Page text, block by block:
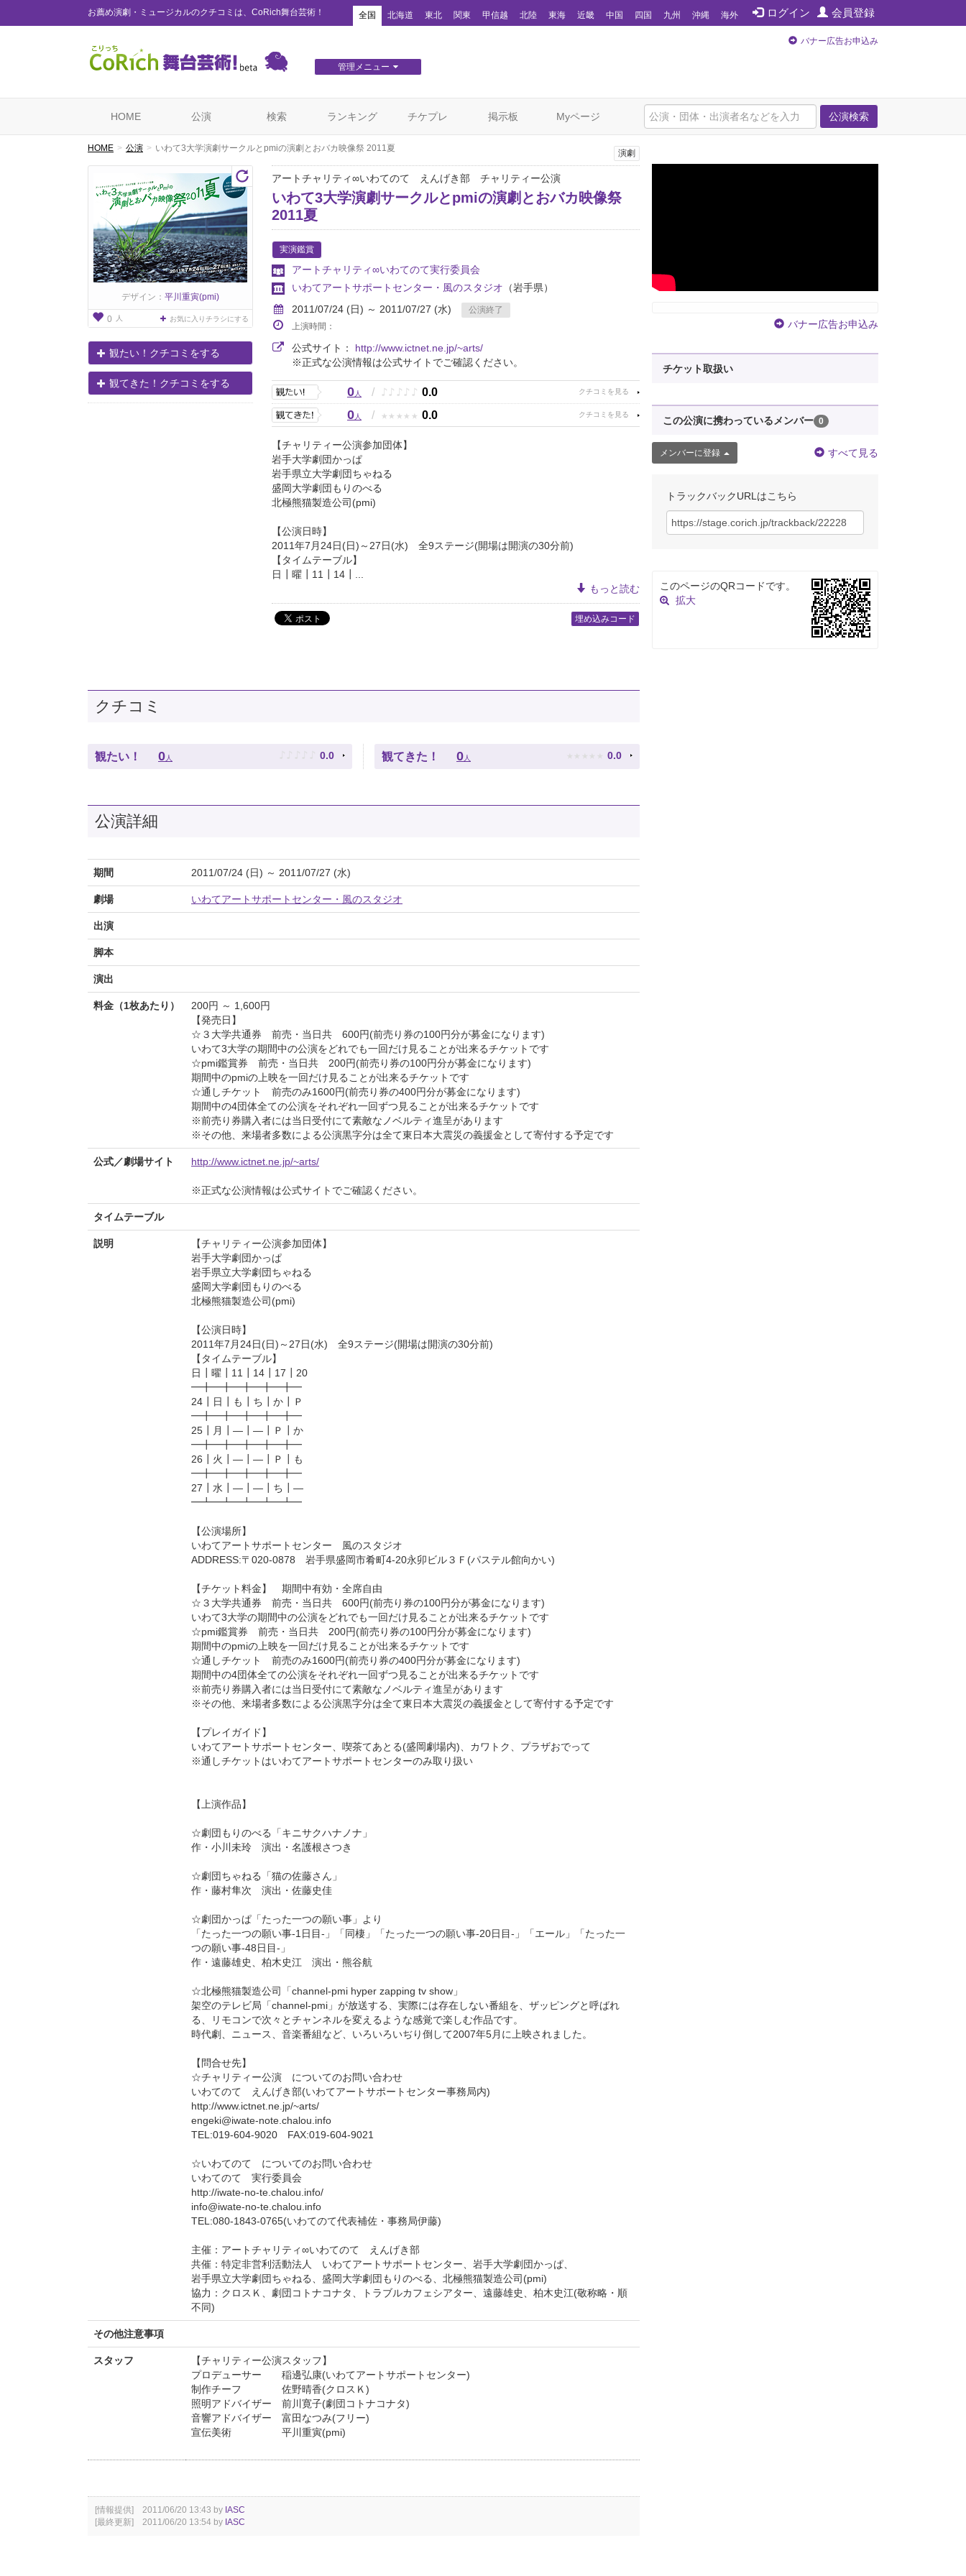
お薦め演劇・ミュージカルのクチコミは、CoRich舞台芸術！ ログイン 会員登録
全国 北海道 東北 関東 甲信越 北陸 東海 近畿 中国 四国 九州 沖縄 海外
管理メニュー
バナー広告お申込み
公演検索
HOME 公演 検索 ランキング チケプレ 掲示板 Myページ
HOME 公演 いわて3大学演劇サークルとpmiの演劇とおバカ映像祭 2011夏
デザイン： 平川重寅(pmi)
0 人 お気に入りチラシにする
観たい！クチコミをする
観てきた！クチコミをする
演劇
アートチャリティ∞いわてのて えんげき部 チャリティー公演
いわて3大学演劇サークルとpmiの演劇とおバカ映像祭
2011夏
実演鑑賞
アートチャリティ∞いわてのて実行委員会
いわてアートサポートセンター・風のスタジオ （岩手県）
2011/07/24 (日) ～ 2011/07/27 (水)
公演終了
上演時間：
公式サイト： http://www.ictnet.ne.jp/~arts/
※正式な公演情報は公式サイトでご確認ください。
0人 / ♪ ♪ ♪ ♪ ♪ 0.0
0人 / ★ ★ ★ ★ ★ 0.0
【チャリティー公演参加団体】
岩手大学劇団かっぱ
岩手県立大学劇団ちゃねる
盛岡大学劇団もりのべる
北極熊猫製造公司(pmi)
【公演日時】
2011年7月24日(日)～27日(水) 全9ステージ(開場は開演の30分前)
【タイムテーブル】
日┃曜┃11┃14┃...
もっと読む
埋め込みコード
クチコミ
観たい！ 0 人 ♪ ♪ ♪ ♪ ♪ 0.0 観てきた！ 0 人 ★ ★ ★ ★ ★ 0.0
公演詳細
期間 2011/07/24 (日) ～ 2011/07/27 (水)
劇場 いわてアートサポートセンター・風のスタジオ
出演
脚本
演出
料金（1枚あたり）
200円 ～ 1,600円
【発売日】
☆３大学共通券 前売・当日共 600円(前売り券の100円分が募金になります)
いわて3大学の期間中の公演をどれでも一回だけ見ることが出来るチケットです
☆pmi鑑賞券 前売・当日共 200円(前売り券の100円分が募金になります)
期間中のpmiの上映を一回だけ見ることが出来るチケットです
☆通しチケット 前売のみ1600円(前売り券の400円分が募金になります)
期間中の4団体全ての公演をそれぞれ一回ずつ見ることが出来るチケットです
※前売り券購入者には当日受付にて素敵なノベルティ進呈があります
※その他、来場者多数による公演黒字分は全て東日本大震災の義援金として寄付する予定です
公式／劇場サイト http://www.ictnet.ne.jp/~arts/
※正式な公演情報は公式サイトでご確認ください。
タイムテーブル
説明
【チャリティー公演参加団体】
岩手大学劇団かっぱ
岩手県立大学劇団ちゃねる
盛岡大学劇団もりのべる
北極熊猫製造公司(pmi)
【公演日時】
2011年7月24日(日)～27日(水) 全9ステージ(開場は開演の30分前)
【タイムテーブル】
日┃曜┃11┃14┃17┃20
━╋━╋━╋━╋━╋━
24┃日┃も┃ち┃か┃Ｐ
━╋━╋━╋━╋━╋━
25┃月┃―┃―┃Ｐ┃か
━╋━╋━╋━╋━╋━
26┃火┃―┃―┃Ｐ┃も
━╋━╋━╋━╋━╋━
27┃水┃―┃―┃ち┃―
━┻━┻━┻━┻━┻━
【公演場所】
いわてアートサポートセンター 風のスタジオ
ADDRESS:〒020-0878 岩手県盛岡市肴町4-20永卯ビル３Ｆ(パステル館向かい)
【チケット料金】 期間中有効・全席自由
☆３大学共通券 前売・当日共 600円(前売り券の100円分が募金になります)
いわて3大学の期間中の公演をどれでも一回だけ見ることが出来るチケットです
☆pmi鑑賞券 前売・当日共 200円(前売り券の100円分が募金になります)
期間中のpmiの上映を一回だけ見ることが出来るチケットです
☆通しチケット 前売のみ1600円(前売り券の400円分が募金になります)
期間中の4団体全ての公演をそれぞれ一回ずつ見ることが出来るチケットです
※前売り券購入者には当日受付にて素敵なノベルティ進呈があります
※その他、来場者多数による公演黒字分は全て東日本大震災の義援金として寄付する予定です
【プレイガイド】
いわてアートサポートセンター、喫茶てあとる(盛岡劇場内)、カワトク、プラザおでって
※通しチケットはいわてアートサポートセンターのみ取り扱い
【上演作品】
☆劇団もりのべる「キニサクハナノナ」
作・小川未玲 演出・名護根さつき
☆劇団ちゃねる「猫の佐藤さん」
作・藤村隼次 演出・佐藤史佳
☆劇団かっぱ「たった一つの願い事」より
「たった一つの願い事-1日目-」「同棲」「たった一つの願い事-20日目-」「エール」「たった一
つの願い事-48日目-」
作・遠藤雄史、柏木史江 演出・熊谷航
☆北極熊猫製造公司「channel-pmi hyper zapping tv show」
架空のテレビ局「channel-pmi」が放送する、実際には存在しない番組を、ザッピングと呼ばれ
る、リモコンで次々とチャンネルを変えるような感覚で楽しむ作品です。
時代劇、ニュース、音楽番組など、いろいろいぢり倒して2007年5月に上映されました。
【問合せ先】
☆チャリティー公演 についてのお問い合わせ
いわてのて えんげき部(いわてアートサポートセンター事務局内)
http://www.ictnet.ne.jp/~arts/
engeki@iwate-note.chalou.info
TEL:019-604-9020 FAX:019-604-9021
☆いわてのて についてのお問い合わせ
いわてのて 実行委員会
http://iwate-no-te.chalou.info/
info@iwate-no-te.chalou.info
TEL:080-1843-0765(いわてのて代表補佐・事務局伊藤)
主催：アートチャリティ∞いわてのて えんげき部
共催：特定非営利活動法人 いわてアートサポートセンター、岩手大学劇団かっぱ、
岩手県立大学劇団ちゃねる、盛岡大学劇団もりのべる、北極熊猫製造公司(pmi)
協力：クロスＫ、劇団コトナコナタ、トラブルカフェシアター、遠藤雄史、柏木史江(敬称略・順
不同)
その他注意事項
スタッフ
【チャリティー公演スタッフ】
プロデューサー 稲邊弘康(いわてアートサポートセンター)
制作チーフ 佐野晴香(クロスＫ)
照明アドバイザー 前川寛子(劇団コトナコナタ)
音響アドバイザー 富田なつみ(フリー)
宣伝美術 平川重寅(pmi)
[情報提供] 2011/06/20 13:43 by IASC
[最終更新] 2011/06/20 13:54 by IASC
バナー広告お申込み
チケット取扱い
この公演に携わっているメンバー 0
メンバーに登録 すべて見る
トラックバックURLはこちら
このページのQRコードです。
拡大